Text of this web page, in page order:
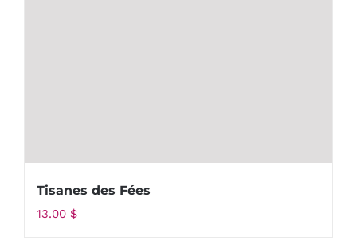
Tisanes des Fées
13.00 $